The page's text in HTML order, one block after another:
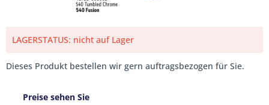
LAGERSTATUS: nicht auf Lager
Dieses Produkt bestellen wir gern auftragsbezogen für Sie.
Preise sehen Sie